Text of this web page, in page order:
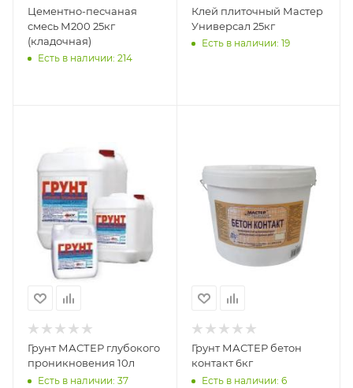
Цементно-песчаная
смесь М200 25кг
(кладочная)
Есть в наличии: 214
Клей плиточный Мастер
Универсал 25кг
Есть в наличии: 19
Грунт МАСТЕР глубокого
проникновения 10л
Есть в наличии: 37
Грунт МАСТЕР бетон
контакт 6кг
Есть в наличии: 6